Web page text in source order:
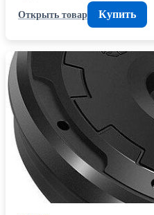
Открыть товар
Купить